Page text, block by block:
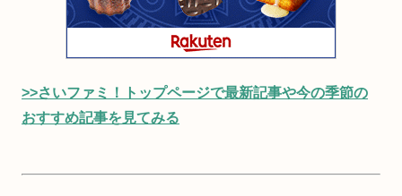
>>さいファミ！トップページで最新記事や今の季節の
おすすめ記事を見てみる